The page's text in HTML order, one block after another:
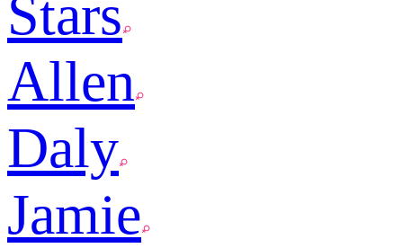
Stars
Allen
Daly
Jamie